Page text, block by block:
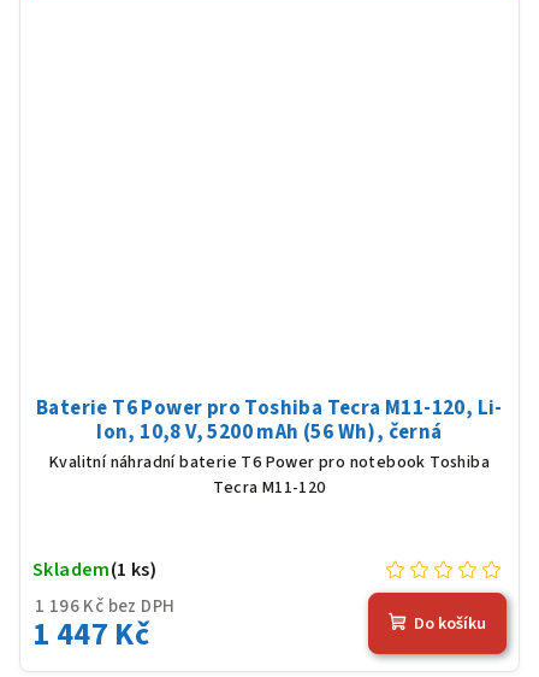
Baterie T6 Power pro Toshiba Tecra M11-120, Li-
Ion, 10,8 V, 5200 mAh (56 Wh), černá
Kvalitní náhradní baterie T6 Power pro notebook Toshiba
Tecra M11-120
1 196 Kč bez DPH
1 447 Kč
Skladem(1 ks)
Do košíku